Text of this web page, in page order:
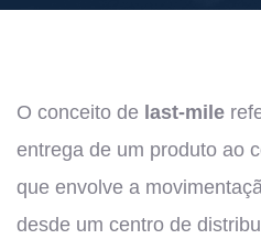
O conceito de last-mile
entrega de um produto ao
que envolve a
desde um centro de